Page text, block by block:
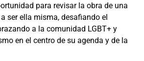
para revisar la obra de una
ser ella misma, desafiando el
a la comunidad LGBT+ y
en el centro de su agenda y de la